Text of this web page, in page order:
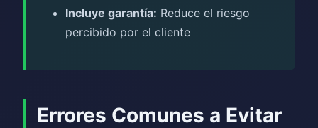
Incluye garantía: Reduce el riesgo
percibido por el cliente
Errores Comunes a Evitar